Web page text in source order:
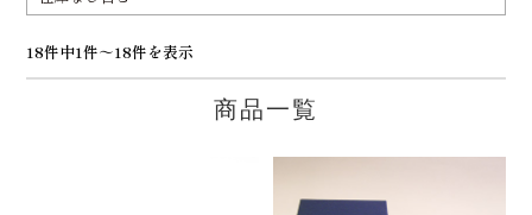
18件中1件～18件を表示
商品一覧